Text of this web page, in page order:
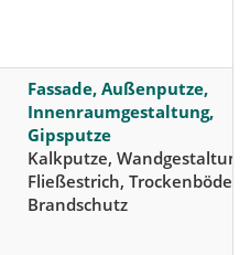
Fassade, Außenputze,
Innenraumgestaltung,
Gipsputze
Kalkputze,
Fließestrich, Trockenböden,
Brandschutz